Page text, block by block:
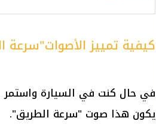
كيفية تمييز
في حال كنت في السيارة واستمر
يكون هذا صوت "سرعة الطريق".